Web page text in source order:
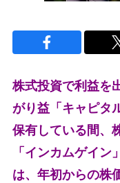
株式投資で利益を
がり益「キャピタ
保有している間、
「インカムゲイ
は、年初からの株